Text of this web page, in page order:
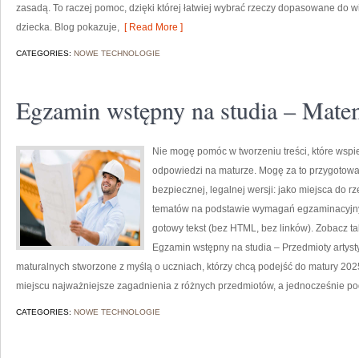
zasadą. To raczej pomoc, dzięki której łatwiej wybrać rzeczy dopasowane do
dziecka. Blog pokazuje, [ Read More ]
CATEGORIES: NOWE TECHNOLOGIE
Egzamin wstępny na studia –
Nie mogę pomóc w tworzeniu treści, które
odpowiedzi na maturze. Mogę za to
bezpiecznej, legalnej wersji: jako miejsca do
tematów na podstawie wymagań
gotowy tekst (bez HTML, bez linków). Zobacz
Egzamin wstępny na studia – Przedmioty
maturalnych stworzone z myślą o uczniach, którzy chcą podejść do matury
miejscu najważniejsze zagadnienia z różnych przedmiotów, a jednocześnie
CATEGORIES: NOWE TECHNOLOGIE